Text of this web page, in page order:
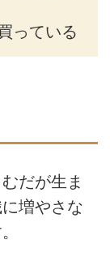
っている
だが生ま
増やさな